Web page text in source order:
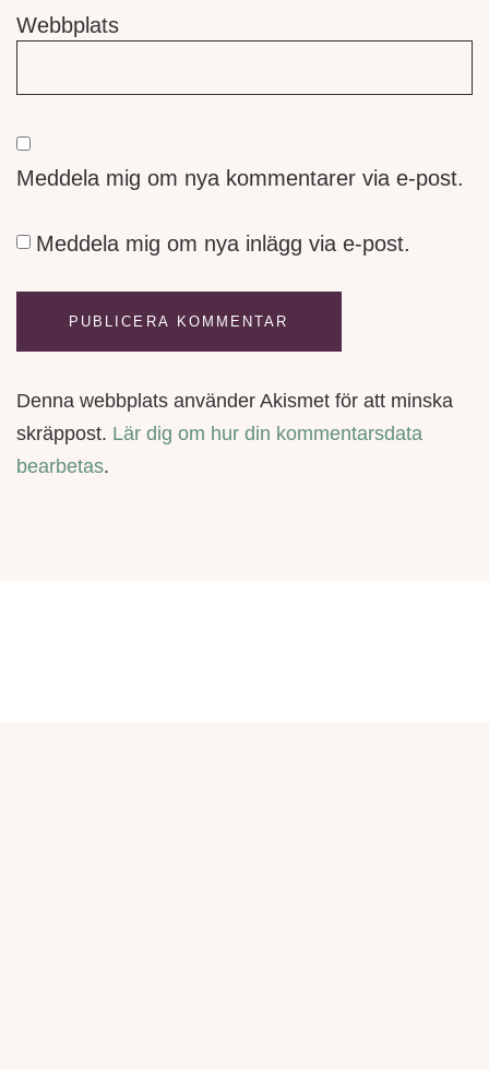
Webbplats
Meddela mig om nya kommentarer via e-post.
Meddela mig om nya inlägg via e-post.
Denna webbplats använder Akismet för att minska
skräppost. Lär dig om hur din kommentarsdata
bearbetas.